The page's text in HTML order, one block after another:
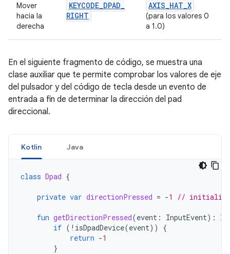
Mover
hacia la
derecha
KEYCODE_DPAD_
RIGHT
AXIS_HAT_X
(para los valores 0
a 1.0)
En el siguiente fragmento de código, se muestra una
clase auxiliar que te permite comprobar los valores de eje
del pulsador y del código de tecla desde un evento de
entrada a fin de determinar la dirección del pad
direccional.
Kotlin Java
class Dpad {
private var directionPressed = -1 //
fun getDirectionPressed(event : InputEvent):
if ( ! isDpadDevice(event))
{
return -1
}